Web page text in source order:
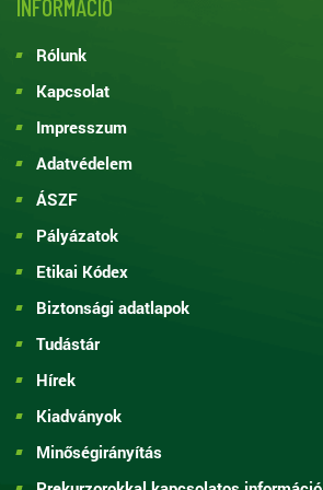
INFORMÁCIÓ
Rólunk
Kapcsolat
Impresszum
Adatvédelem
ÁSZF
Pályázatok
Etikai Kódex
Biztonsági adatlapok
Tudástár
Hírek
Kiadványok
Minőségirányítás